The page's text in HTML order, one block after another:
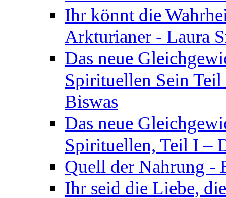
Ihr könnt die
Arkturianer - Laura
Das neue
Spirituellen Sein
Biswas
Das neue
Spirituellen, Teil I –
Quell der Nahrung -
Ihr seid die Liebe,